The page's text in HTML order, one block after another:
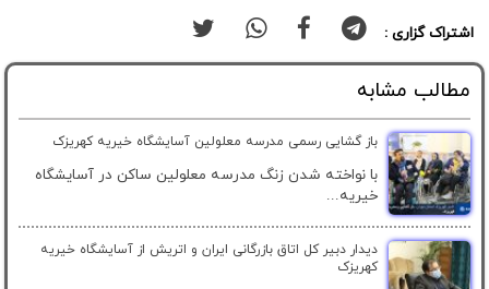
اشتراک گزاری :
مطالب مشابه
باز گشایی رسمی مدرسه معلولین آسایشگاه خیریه کهریزک
با نواخته شدن زنگ مدرسه معلولین ساکن در آسایشگاه
خیریه...
دیدار دبیر کل اتاق بازرگانی ایران و اتریش از آسایشگاه خیریه
کهریزک